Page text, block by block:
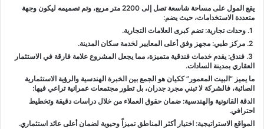
يقع المول على مساحة شاسعة تصل إلى 2200 متر مربع، وتم تصميمه ليكون وجهة
متعددة الاستخدامات، حيث يضم:
3. فندق: يقدم خدمات فندقية متميزة، مما يجعل المشروع علامة فارقة في الاستثمار
العقاري بمدينة السادات.
ما يميز “البيت المعمور” ككيان هو الجمع بين الخبرة الهندسية والرؤية الاستثمارية
الصائبة، فالشركة لا تبني مجرد جدران، بل تطور مجتمعات عمرانية تراعي فيها:
الدقة القانونية والهندسية: ضمان حقوق العملاء من خلال دراسات دقيقة وتخطيط
احترافي.
المواقع الاستراتيجية: اختيار أكثر المناطق تميزاً وحيوية لضمان أعلى عائد استثماري.